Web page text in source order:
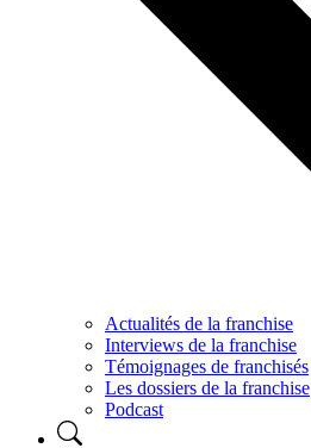
Actualités de la franchise
Interviews de la franchise
Témoignages de franchisés
Les dossiers de la franchise
Podcast